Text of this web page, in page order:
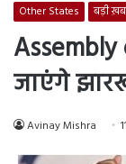
Other States बड़ी
जाएंगे
Avinay Mishra